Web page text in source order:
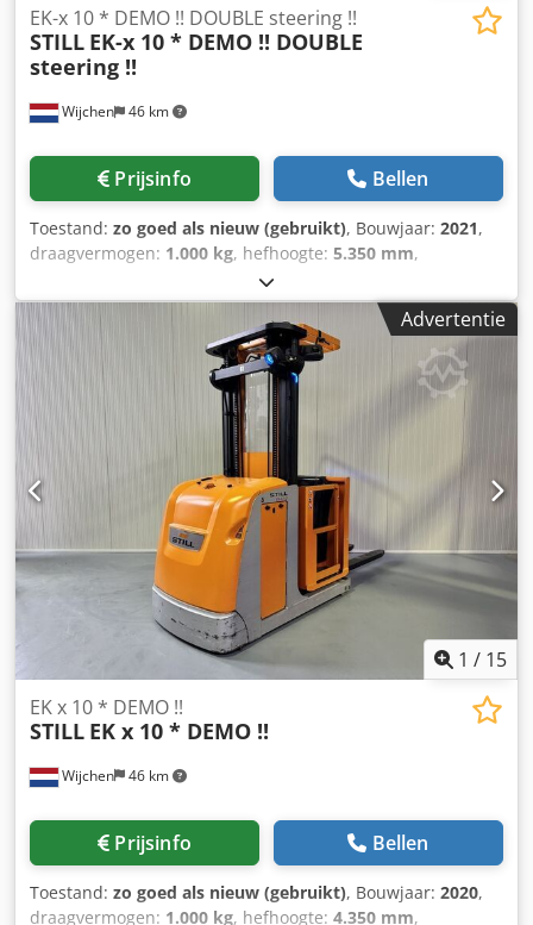
Wijchen 46 km
EK-x 10 * DEMO !! DOUBLE steering !!
STILL EK-x 10 * DEMO !! DOUBLE
steering !!
Prijsinfo Bellen
Toestand: zo goed als nieuw (gebruikt), Bouwjaar: 2021,
draagvermogen: 1.000 kg, hefhoogte: 5.350 mm,
, bedrijfsturen:
brandstoftype:elektrisch, masttype:duplex, Manufacturer
+ model:STILL EK-X 10 Mast:2W5350 ID:26092.2114
Cat.:Demo Mast:2W Lowered height:2900 mm Lifting
height:5350 mm Capacity:1000 kg Platform height:4750
mm Init.:Yes Cabin width:1200 mm Year:2021 Hours:498
hours Codpfszrnytjx Aayoha Capacity:24v / 620ah
Options:FULL options !!- DUBBELE besturing !!!! - Special
SAFETY gates !! - Verstelbare Lepels ! - 2 x Bleu
spotComplete LIKE NEW !!
Advertentie
1 / 15
Wijchen 46 km
EK x 10 * DEMO !!
STILL EK x 10 * DEMO !!
Prijsinfo Bellen
Toestand: zo goed als nieuw (gebruikt), Bouwjaar: 2020,
draagvermogen: 1.000 kg, hefhoogte: 4.350 mm,